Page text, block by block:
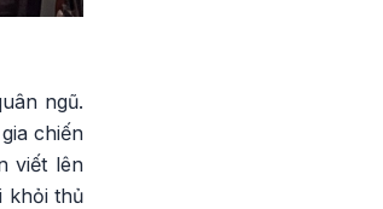
ngũ.
chiến
viết lên
khỏi thủ